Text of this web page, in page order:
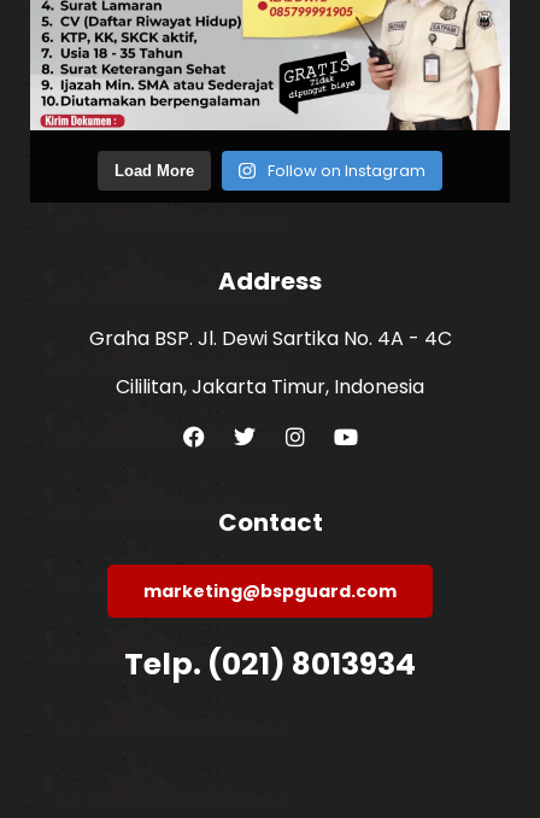
Load More Follow on Instagram
Address
Graha BSP. Jl. Dewi Sartika No. 4A - 4C
Cililitan, Jakarta Timur, Indonesia
Contact
marketing@bspguard.com
Telp. (021) 8013934